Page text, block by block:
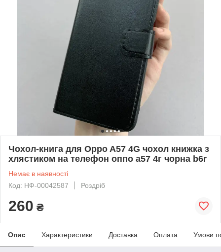
Чохол-книга для Oppo A57 4G чохол книжка з
хлястиком на телефон оппо а57 4г чорна b6r
Немає в наявності
Код: НФ-00042587
Роздріб
260 ₴
Опис Характеристики Доставка Оплата Умови